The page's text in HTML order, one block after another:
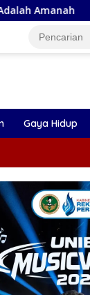
Gaya Hidup